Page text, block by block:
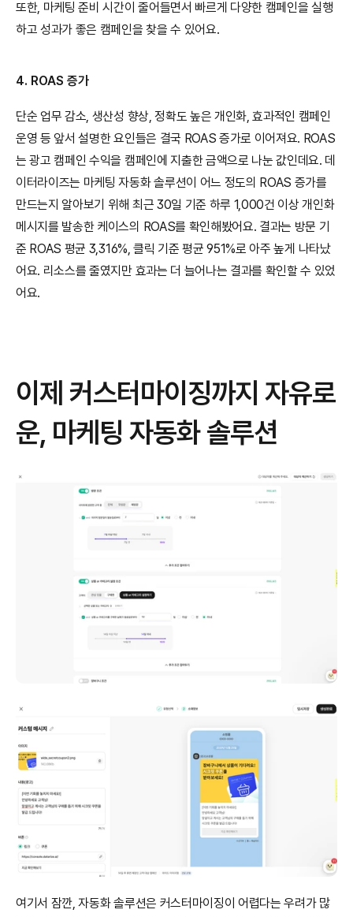
또한, 마케팅 준비 시간이 줄어들면서 빠르게 다양한 캠페인을 실행
하고 성과가 좋은 캠페인을 찾을 수 있어요.
4. ROAS 증가
단순 업무 감소, 생산성 향상, 정확도 높은 개인화, 효과적인 캠페인
운영 등 앞서 설명한 요인들은 결국 ROAS 증가로 이어져요. ROAS
는 광고 캠페인 수익을 캠페인에 지출한 금액으로 나눈 값인데요. 데
이터라이즈는 마케팅 자동화 솔루션이 어느 정도의 ROAS 증가를
만드는지 알아보기 위해 최근 30일 기준 하루 1,000건 이상 개인화
메시지를 발송한 케이스의 ROAS를 확인해봤어요. 결과는 방문 기
준 ROAS 평균 3,316%, 클릭 기준 평균 951%로 아주 높게 나타났
어요. 리소스를 줄였지만 효과는 더 늘어나는 결과를 확인할 수 있었
어요.
이제 커스터마이징까지 자유로
운, 마케팅 자동화 솔루션
여기서 잠깐, 자동화 솔루션은 커스터마이징이 어렵다는 우려가 많